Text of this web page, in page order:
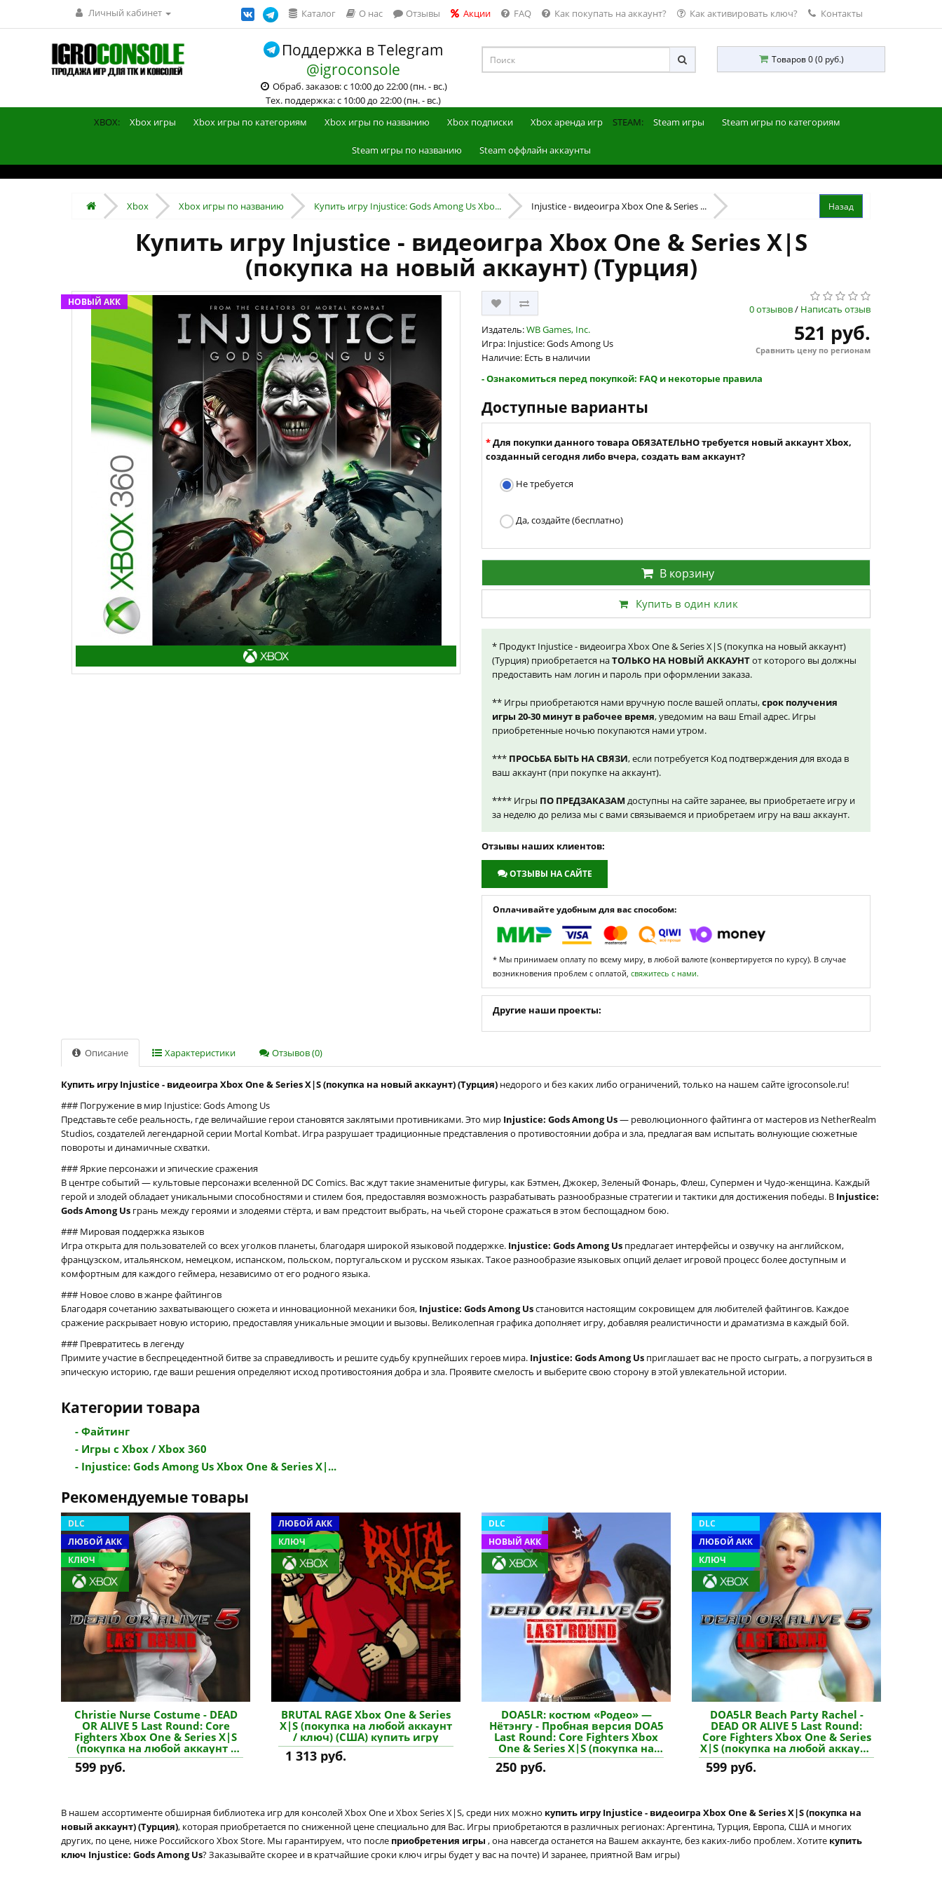
Личный кабинет Каталог О нас Отзывы Акции FAQ Как покупать на аккаунт? Как активировать ключ? Контакты
Поддержка в Telegram
@igroconsole
Обраб. заказов: с 10:00 до 22:00 (пн. - вс.)
Тех. поддержка: с 10:00 до 22:00 (пн. - вс.)
Товаров 0 (0 руб.)
XBOX: Xbox игры Xbox игры по категориям Xbox игры по названию Xbox подписки Xbox аренда игр STEAM: Steam игры Steam игры по категориям
Steam игры по названию Steam оффлайн аккаунты
Xbox Xbox игры по названию Купить игру Injustice: Gods Among Us Xbo... Injustice - видеоигра Xbox One & Series ...
Купить игру Injustice - видеоигра Xbox One & Series X|S
(покупка на новый аккаунт) (Турция)
НОВЫЙ АКК
0 отзывов/ Написать отзыв
Издатель:WB Games, Inc.
Игра: Injustice: Gods Among Us
Наличие: Есть в наличии
521 руб.
Сравнить цену по регионам
- Ознакомиться перед покупкой: FAQ и некоторые правила
Доступные варианты
Для покупки данного товара ОБЯЗАТЕЛЬНО требуется новый аккаунт Xbox,
созданный сегодня либо вчера, создать вам аккаунт?
Не требуется
Да, создайте (бесплатно)
В корзину
Купить в один клик
* Продукт Injustice - видеоигра Xbox One & Series X|S (покупка на новый аккаунт)
(Турция) приобретается наТОЛЬКО НА НОВЫЙ АККАУНТот которого вы должны
предоставить нам логин и пароль при оформлении заказа.
** Игры приобретаются нами вручную после вашей оплаты,срок получения
игры 20-30 минут в рабочее время, уведомим на ваш Email адрес. Игры
приобретенные ночью покупаются нами утром.
*** ПРОСЬБА БЫТЬ НА СВЯЗИ, если потребуется Код подтверждения для входа в
ваш аккаунт (при покупке на аккаунт).
**** Игры ПО ПРЕДЗАКАЗАМ доступны на сайте заранее, вы приобретаете игру и
за неделю до релиза мы с вами связываемся и приобретаем игру на ваш аккаунт.
Отзывы наших клиентов:
ОТЗЫВЫ НА САЙТЕ
Оплачивайте удобным для вас способом:
* Мы принимаем оплату по всему миру, в любой валюте (конвертируется по курсу). В случае
возникновения проблем с оплатой, свяжитесь с нами.
Другие наши проекты:
Описание Характеристики Отзывов (0)
Купить игру Injustice - видеоигра Xbox One & Series X|S (покупка на новый аккаунт) (Турция) недорого и без каких либо ограничений, только на нашем сайте igroconsole.ru!
### Погружение в мир Injustice: Gods Among Us
Представьте себе реальность, где величайшие герои становятся заклятыми противниками. Это мир Injustice: Gods Among Us— революционного файтинга от мастеров из NetherRealm
Studios, создателей легендарной серии Mortal Kombat. Игра разрушает традиционные представления о противостоянии добра и зла, предлагая вам испытать волнующие сюжетные
повороты и динамичные схватки.
### Яркие персонажи и эпические сражения
В центре событий — культовые персонажи вселенной DC Comics. Вас ждут такие знаменитые фигуры, как Бэтмен, Джокер, Зеленый Фонарь, Флеш, Супермен и Чудо-женщина. Каждый
герой и злодей обладает уникальными способностями и стилем боя, предоставляя возможность разрабатывать разнообразные стратегии и тактики для достижения победы. В Injustice:
Gods Among Us грань между героями и злодеями стёрта, и вам предстоит выбрать, на чьей стороне сражаться в этом беспощадном бою.
### Мировая поддержка языков
Игра открыта для пользователей со всех уголков планеты, благодаря широкой языковой поддержке. Injustice: Gods Among Us предлагает интерфейсы и озвучку на английском,
французском, итальянском, немецком, испанском, польском, португальском и русском языках. Такое разнообразие языковых опций делает игровой процесс более доступным и
комфортным для каждого геймера, независимо от его родного языка.
### Новое слово в жанре файтингов
Благодаря сочетанию захватывающего сюжета и инновационной механики боя, Injustice: Gods Among Usстановится настоящим сокровищем для любителей файтингов. Каждое
сражение раскрывает новую историю, предоставляя уникальные эмоции и вызовы. Великолепная графика дополняет игру, добавляя реалистичности и драматизма в каждый бой.
### Превратитесь в легенду
Примите участие в беспрецедентной битве за справедливость и решите судьбу крупнейших героев мира. Injustice: Gods Among Us приглашает вас не просто сыграть, а погрузиться в
эпическую историю, где ваши решения определяют исход противостояния добра и зла. Проявите смелость и выберите свою сторону в этой увлекательной истории.
Категории товара
- Файтинг
- Игры с Xbox / Xbox 360
- Injustice: Gods Among Us Xbox One & Series X|...
Рекомендуемые товары
DLC
ЛЮБОЙ АКК
КЛЮЧ
Christie Nurse Costume - DEAD
OR ALIVE 5 Last Round: Core
Fighters Xbox One & Series X|S
(покупка на любой аккаунт /
ключ) (США) купить
дополнение
599 руб.
ЛЮБОЙ АКК
КЛЮЧ
BRUTAL RAGE Xbox One & Series
X|S (покупка на любой аккаунт
/ ключ) (США) купить игру
1 313 руб.
DLC
НОВЫЙ АКК
DOA5LR: костюм «Родео» —
Нётэнгу - Пробная версия DOA5
Last Round: Core Fighters Xbox
One & Series X|S (покупка на
новый аккаунт) купить
дополнение
250 руб.
DLC
ЛЮБОЙ АКК
КЛЮЧ
DOA5LR Beach Party Rachel -
DEAD OR ALIVE 5 Last Round:
Core Fighters Xbox One & Series
X|S (покупка на любой аккаунт
/ ключ) (США) купить
дополнение
599 руб.
В нашем ассортименте обширная библиотека игр для консолей Xbox One и Xbox Series X|S, среди них можно купить игру Injustice - видеоигра Xbox One & Series X|S (покупка на
новый аккаунт) (Турция), которая приобретается по сниженной цене специально для Вас. Игры приобретаются в различных регионах: Аргентина, Турция, Европа, США и многих
других, по цене, ниже Российского Xbox Store. Мы гарантируем, что после приобретения игры , она навсегда останется на Вашем аккаунте, без каких-либо проблем. Хотите купить
ключ Injustice: Gods Among Us? Заказывайте скорее и в кратчайшие сроки ключ игры будет у вас на почте) И заранее, приятной Вам игры)